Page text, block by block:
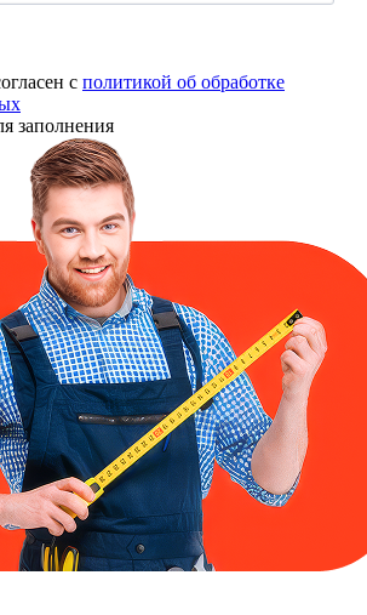
с политикой об обработке
заполнения